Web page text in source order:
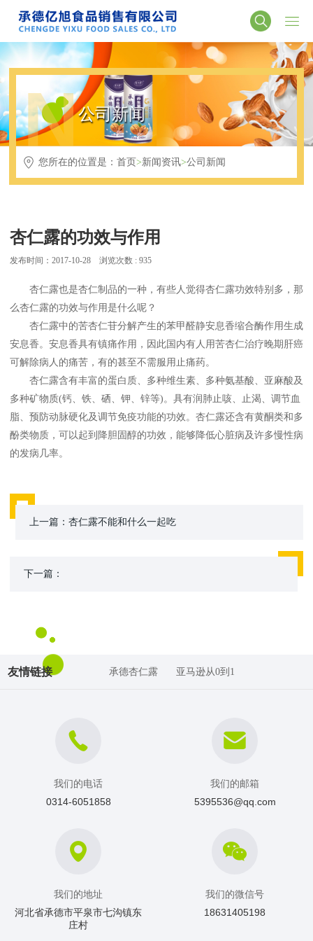
N公司新闻
您所在的位置是：首页>新闻资讯>公司新闻
杏仁露的功效与作用
发布时间：2017-10-28 浏览次数 : 935
杏仁露也是杏仁制品的一种，有些人觉得杏仁露功效特别多，那
么杏仁露的功效与作用是什么呢？
杏仁露中的苦杏仁苷分解产生的苯甲醛静安息香缩合酶作用生成
安息香。安息香具有镇痛作用，因此国内有人用苦杏仁治疗晚期肝癌
可解除病人的痛苦，有的甚至不需服用止痛药。
杏仁露含有丰富的蛋白质、多种维生素、多种氨基酸、亚麻酸及
多种矿物质(钙、铁、硒、钾、锌等)。具有润肺止咳、止渴、调节血
脂、预防动脉硬化及调节免疫功能的功效。杏仁露还含有黄酮类和多
酚类物质，可以起到降胆固醇的功效，能够降低心脏病及许多慢性病
的发病几率。
上一篇：杏仁露不能和什么一起吃
下一篇：
友情链接 承德杏仁露 亚马逊从0到1
我们的电话
0314-6051858
我们的邮箱
5395536@qq.com
我们的地址
河北省承德市平泉市七沟镇东
庄村
我们的微信号
18631405198